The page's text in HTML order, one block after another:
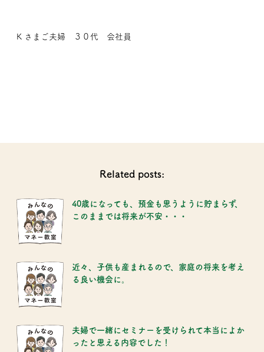
K さまご夫婦 ３０代 会社員
Related posts:
40歳になっても、預金も思うように貯まらず、
このままでは将来が不安・・・
近々、子供も産まれるので、家庭の将来を考え
る良い機会に。
夫婦で一緒にセミナーを受けられて本当によか
ったと思える内容でした！